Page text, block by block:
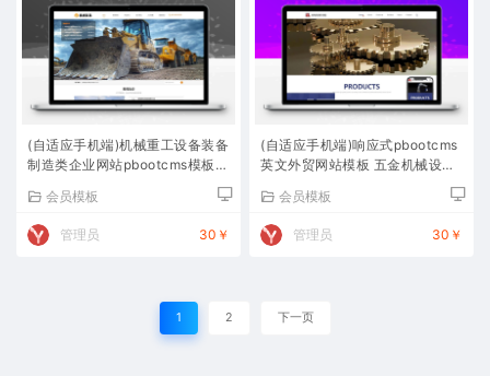
(自适应手机端)机械重工设备装备
制造类企业网站pbootcms模板
会员模板
管理员 30￥
(自适应手机端)响应式pbootcms
英文外贸网站模板 五金机械设备
会员模板
管理员 30￥
1 2 下一页